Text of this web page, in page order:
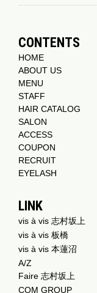
CONTENTS
HOME
ABOUT US
MENU
STAFF
HAIR CATALOG
SALON
ACCESS
COUPON
RECRUIT
EYELASH
LINK
vis à vis 志村坂上
vis à vis 板橋
vis à vis 本蓮沼
A/Z
Faire 志村坂上
COM GROUP